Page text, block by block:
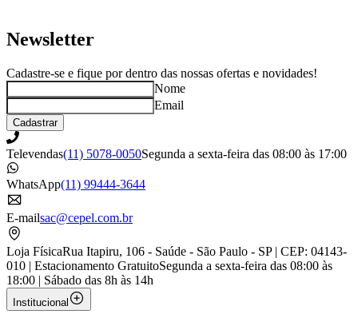
Newsletter
Cadastre-se e fique por dentro das nossas ofertas e novidades!
Nome
Email
Cadastrar
Televendas(11) 5078-0050Segunda a sexta-feira das 08:00 às 17:00
WhatsApp(11) 99444-3644
E-mailsac@cepel.com.br
Loja FísicaRua Itapiru, 106 - Saúde - São Paulo - SP | CEP: 04143-
010 | Estacionamento GratuitoSegunda a sexta-feira das 08:00 às
18:00 | Sábado das 8h às 14h
Institucional